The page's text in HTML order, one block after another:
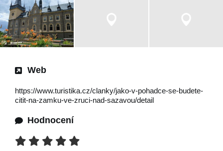
Web
https://www.turistika.cz/clanky/jako-v-pohadce-se-budete-
citit-na-zamku-ve-zruci-nad-sazavou/detail
Hodnocení